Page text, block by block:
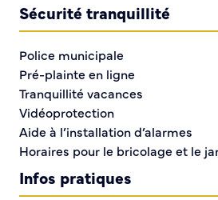
Vous pouvez également nous
mairie@caudebecleselbeuf.fr
Les services vous accueillent en
Du lundi au jeudi de 8h30 à 12h et
Le vendredi de 8h30 à 11h45 et de
Le samedi de 9h à 12h (sauf juillet
Vous pouvez joindre les services
En cas d’urgence, en dehors des
vous pouvez contacter l’agent
Sécurité tranquillité
Police municipale
Pré-plainte en ligne
Tranquillité vacances
Vidéoprotection
Aide à l’installation d’alarmes
Horaires pour le bricolage et le
Infos pratiques